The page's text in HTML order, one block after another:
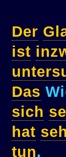
Der
ist
Das
sich
hat
tun.